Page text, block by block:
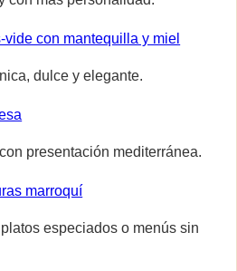
con mantequilla y miel
dulce y elegante.
presentación mediterránea.
marroquí
especiados o menús sin